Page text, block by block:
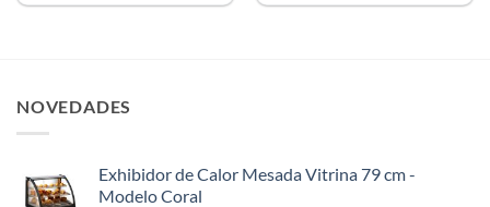
NOVEDADES
Exhibidor de Calor Mesada Vitrina 79 cm -
Modelo Coral